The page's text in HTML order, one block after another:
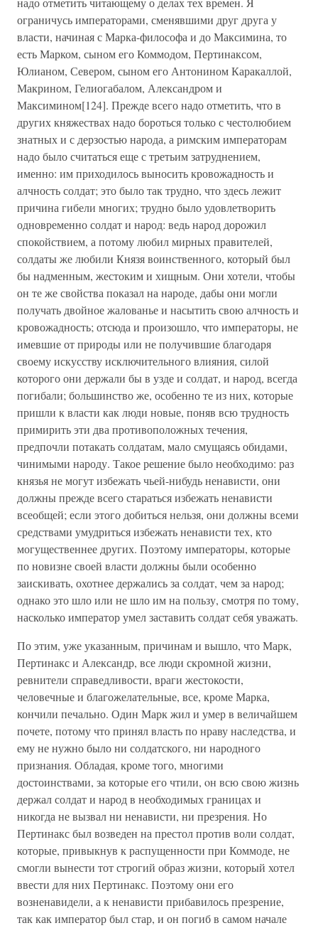
ограничусь императорами, сменявшими друг друга у
власти, начиная с Марка-философа и до Максимина, то
есть Марком, сыном его Коммодом, Пертинаксом,
Юлианом, Севером, сыном его Антонином Каракаллой,
Макрином, Гелиогабалом, Александром и
Максимином[124]. Прежде всего надо отметить, что в
других княжествах надо бороться только с честолюбием
знатных и с дерзостью народа, а римским императорам
надо было считаться еще с третьим затруднением,
именно: им приходилось выносить кровожадность и
алчность солдат; это было так трудно, что здесь лежит
причина гибели многих; трудно было удовлетворить
одновременно солдат и народ: ведь народ дорожил
спокойствием, а потому любил мирных правителей,
солдаты же любили Князя воинственного, который был
бы надменным, жестоким и хищным. Они хотели, чтобы
он те же свойства показал на народе, дабы они могли
получать двойное жалованье и насытить свою алчность и
кровожадность; отсюда и произошло, что императоры, не
имевшие от природы или не получившие благодаря
своему искусству исключительного влияния, силой
которого они держали бы в узде и солдат, и народ, всегда
погибали; большинство же, особенно те из них, которые
пришли к власти как люди новые, поняв всю трудность
примирить эти два противоположных течения,
предпочли потакать солдатам, мало смущаясь обидами,
чинимыми народу. Такое решение было необходимо: раз
князья не могут избежать чьей-нибудь ненависти, они
должны прежде всего стараться избежать ненависти
всеобщей; если этого добиться нельзя, они должны всеми
средствами умудриться избежать ненависти тех, кто
могущественнее других. Поэтому императоры, которые
по новизне своей власти должны были особенно
заискивать, охотнее держались за солдат, чем за народ;
однако это шло или не шло им на пользу, смотря по тому,
насколько император умел заставить солдат себя уважать.
По этим, уже указанным, причинам и вышло, что Марк,
Пертинакс и Александр, все люди скромной жизни,
ревнители справедливости, враги жестокости,
человечные и благожелательные, все, кроме Марка,
кончили печально. Один Марк жил и умер в величайшем
почете, потому что принял власть по нраву наследства, и
ему не нужно было ни солдатского, ни народного
признания. Обладая, кроме того, многими
достоинствами, за которые его чтили, oн всю свою жизнь
держал солдат и народ в необходимых границах и
никогда не вызвал ни ненависти, ни презрения. Но
Пертинакс был возведен на престол против воли солдат,
которые, привыкнув к распущенности при Коммоде, не
смогли вынести тот строгий образ жизни, который хотел
ввести для них Пертинакс. Поэтому они его
возненавидели, а к ненависти прибавилось презрение,
так как император был стар, и он погиб в самом начале